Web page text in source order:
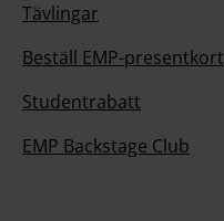
Tävlingar
Beställ EMP-presentkort
Studentrabatt
EMP Backstage Club